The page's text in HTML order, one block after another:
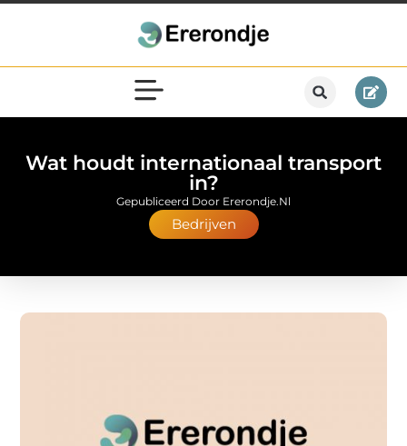
Wat houdt internationaal transport
in?
Bedrijven
Gepubliceerd Door Ererondje.nl